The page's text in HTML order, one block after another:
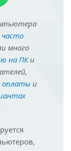
много
на ПКи
оплатыи